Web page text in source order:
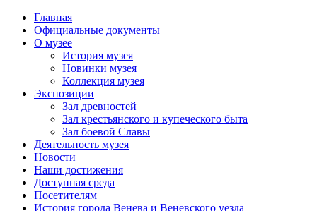
Главная
Официальные документы
О музее
История музея
Новинки музея
Коллекция музея
Экспозиции
Зал древностей
Зал крестьянского и купеческого быта
Зал боевой Славы
Деятельность музея
Новости
Наши достижения
Доступная среда
Посетителям
История города Венева и Веневского уезда